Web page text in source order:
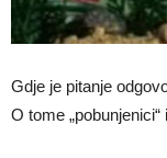
Gdje je pitanje
O tome